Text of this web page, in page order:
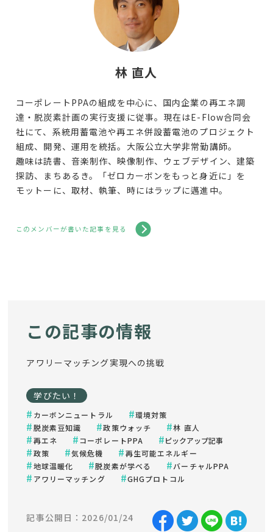
林 直人
コーポレートPPAの組成を中心に、国内企業の再エネ調
達・脱炭素計画の実行支援に従事。現在はE-Flow合同会
社にて、系統用蓄電池や再エネ併設蓄電池のプロジェクト
組成、開発、運用を統括。大阪公立大学非常勤講師。
趣味は読書、音楽制作、映像制作、ウェブデザイン、建築
探訪、まちあるき。「ゼロカーボンをもっと身近に」を
モットーに、取材、執筆、時にはラップに邁進中。
このメンバーが書いた記事を見る
この記事の情報
アワリーマッチング実現への挑戦
学びたい！
カーボンニュートラル
環境対策
脱炭素豆知識
政策ウォッチ
林 直人
再エネ
コーポレートPPA
ピックアップ記事
政策
気候危機
再生可能エネルギー
地球温暖化
脱炭素が学べる
バーチャルPPA
アワリーマッチング
GHGプロトコル
記事公開日：2026/01/24